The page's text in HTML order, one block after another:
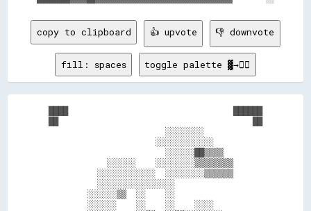
copy to clipboard 👍 upvote 👎 downvote
fill: spaces toggle palette ▓→✊🏽
                        ░░░░░░░░
                      ░░░░░░░░░░░░
                        ░░░░░░██▒▒▒▒
            ░░░░░░    ░░░░░░░░▒▒▒▒▒▒▒▒
          ░░░░░░░░░░░░  ░░░░░░░░▒▒▒▒▒▒
          ░░░░░░░░░░░░░░░░
        ░░░░░░▒▒  ░░    ░░
        ░░░░░░    ░░    ░░    ░░░░